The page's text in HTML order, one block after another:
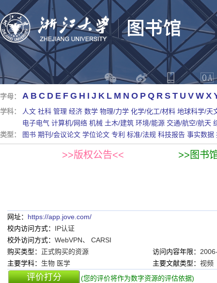
字母： A B C D E F G H I J K L M N O P Q R S T U V W X
学科： 人文 社科 管理 经济 数学 物理/力学 化学/化工/材料 地球科学/天
电子电气 计算机/网络 机械 土木/建筑 环境/能源 交通/航空/航天
类型：
图书 期刊/会议论文 学位论文 专利 标准/法规 科技报告 事实数据
>>版权公告<< >>图书
网址： https://app.jove.com/
校内访问方式： IP认证
校外访问方式： WebVPN、 CARSI
购买类型： 正式购买的资源 访问内容年限：
主要学科： 生物 医学 主要文献类型： 视频
评价打分 (您的评价将作为数字资源的评估依据)